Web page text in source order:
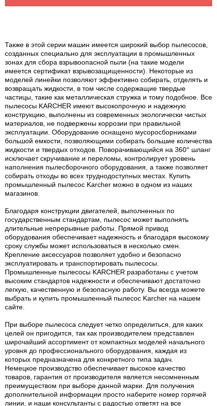
Также в этой серии машин имеется широкий выбор пылесосов,
созданных специально для эксплуатации в промышленных
зонах для сбора взрывоопасной пыли (на такие модели
имеется сертификат взрывозащищенности). Некоторые из
моделей линейки позволяют эффективно собирать, отделять и
возвращать жидкости, в том числе содержащие твердые
частицы, такие как металлическая стружка и тому подобное. Все
пылесосы KARCHER имеют высокопрочную и надежную
конструкцию, выполнены из современных экологически чистых
материалов, не подвержены коррозии при правильной
эксплуатации. Оборудование оснащено мусоросборниками
большой емкости, позволяющими собирать большие количества
жидкости и твердых отходов. Поворачивающийся на 360° шланг
исключает скручивание и переломы, контролирует уровень
наполнения пылесборочного оборудования, а также позволяет
собирать отходы во всех труднодоступных местах. Купить
промышленный пылесос Karcher можно в одном из наших
магазинов.
Благодаря конструкции двигателей, выполненных по
государственным стандартам, пылесос может выполнять
длительные непрерывные работы. Прямой привод
оборудования обеспечивает надежность и благодаря высокому
сроку службы может использоваться в несколько смен.
Крепление аксессуаров позволяет удобно и безопасно
эксплуатировать и транспортировать пылесосы.
Промышленные пылесосы KARCHER разработаны с учетом
высоким стандартов надежности и обеспечивают достаточно
легкую, качественную и безопасную работу. Вы всегда можете
выбрать и купить промышленный пылесос Karcher на нашем
сайте.
При выборе пылесоса следует четко определиться, для каких
целей он пригодится, так как производителем представлен
широчайший ассортимент от компактных моделей начального
уровня до профессионального оборудования, каждая из
которых предназначена для конкретного типа задач.
Немецкое производство обеспечивает высокое качество
товаров, гарантия от производителя является несомненным
преимуществом при выборе данной марки. Для получения
дополнительной информации просто наберите номер горячей
линии, и наши консультанты с радостью ответят на все